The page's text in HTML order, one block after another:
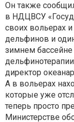
Он также
в НДЦВСУ
своих вольерах
дельфинов и
зимнем
дельфинотерапии
директор
А в вольерах
которые уже
теперь просто
Министерстве